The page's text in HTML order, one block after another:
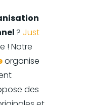
? Just
! Notre
organise
des